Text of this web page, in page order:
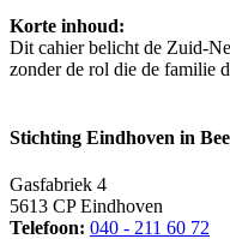
Korte inhoud:
Dit cahier belicht de Zuid-
zonder de rol die de familie
Stichting Eindhoven in
Gasfabriek 4
5613 CP Eindhoven
Telefoon: 040 - 211 60 72